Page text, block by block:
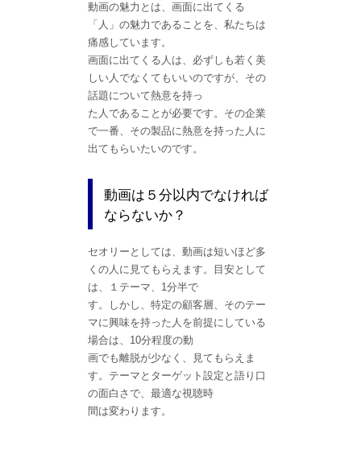
動画の魅力とは、画面に出てくる
「人」の魅力であることを、私たちは
痛感しています。
画面に出てくる人は、必ずしも若く美
しい人でなくてもいいのですが、その
話題について熱意を持っ
た人であることが必要です。その企業
で一番、その製品に熱意を持った人に
出てもらいたいのです。
動画は５分以内でなければ
ならないか？
セオリーとしては、動画は短いほど多
くの人に見てもらえます。目安として
は、１テーマ、1分半で
す。しかし、特定の顧客層、そのテー
マに興味を持った人を前提にしている
場合は、10分程度の動
画でも離脱が少なく、見てもらえま
す。テーマとターゲット設定と語り口
の面白さで、最適な視聴時
間は変わります。